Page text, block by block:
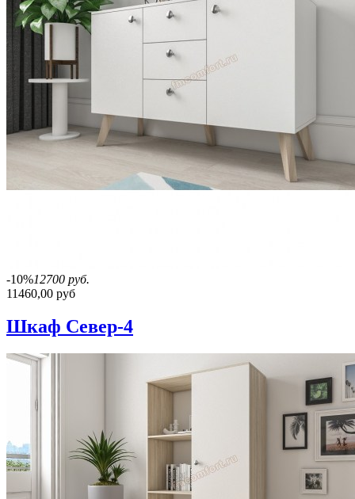
-10%12700 руб.
11460,00 руб
Шкаф Север-4